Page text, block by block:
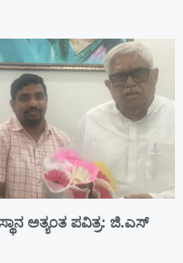
ಅತ್ಯಂತ ಪವಿತ್ರ: ಜಿ.ಎಸ್